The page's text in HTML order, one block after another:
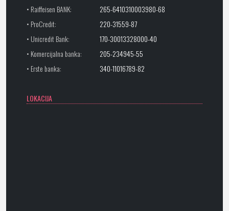
• Raiffeisen BANK:
265-6410310003980-68
• ProCredit:
220-31559-87
• Unicredit Bank:
170-30013328000-40
• Komercijalna banka:
205-234945-55
• Erste banka:
340-11016789-82
LOKACIJA